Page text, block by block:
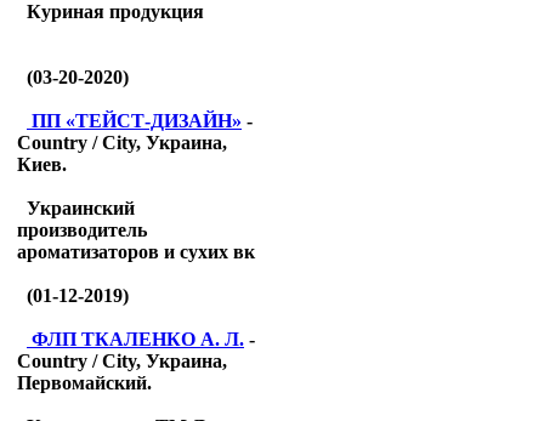
Куриная продукция
(03-20-2020)
ПП «ТЕЙСТ-ДИЗАЙН» -
Country / City, Украина,
Киев.
Украинский
производитель
ароматизаторов и сухих вк
(01-12-2019)
ФЛП ТКАЛЕНКО А. Л. -
Country / City, Украина,
Первомайский.